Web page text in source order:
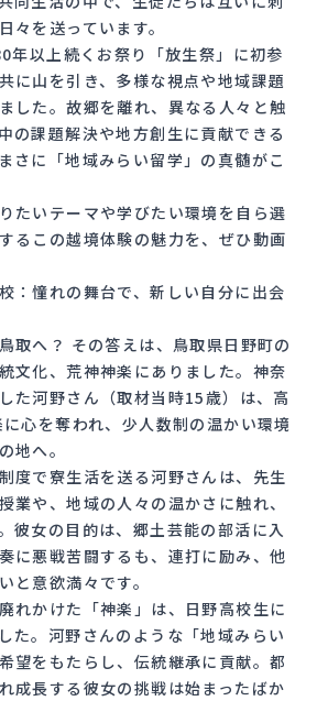
々を送っています。
年以上続くお祭り「放生祭」に初参
に山を引き、多様な視点や地域課題
した。故郷を離れ、異なる人々と触
の課題解決や地方創生に貢献できる
さに「地域みらい留学」の真髄がこ
たいテーマや学びたい環境を自ら選
るこの越境体験の魅力を、ぜひ動画
：憧れの舞台で、新しい自分に出会
取へ？ その答えは、鳥取県日野町の
文化、荒神神楽にありました。神奈
た河野さん（取材当時15歳）は、高
心を奪われ、少人数制の温かい環境
地へ。
度で寮生活を送る河野さんは、先生
業や、地域の人々の温かさに触れ、
彼女の目的は、郷土芸能の部活に入
に悪戦苦闘するも、連打に励み、他
と意欲満々です。
れかけた「神楽」は、日野高校生に
た。河野さんのような「地域みらい
望をもたらし、伝統継承に貢献。都
成長する彼女の挑戦は始まったばか